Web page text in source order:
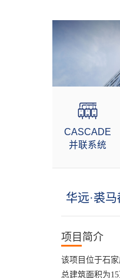
CASCADE
并联系统
华远·裘
项目简介
该项目位于石
总建筑面积为15